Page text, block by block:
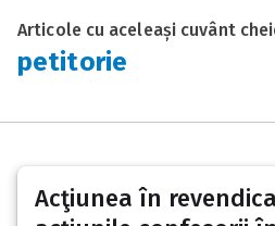
Articole cu aceleași cuvânt
petitorie
Acţiunea în